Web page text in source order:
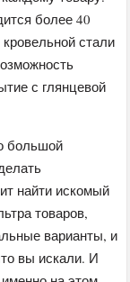
более 40
стали
с глянцевой
большой
найти искомый
товаров,
варианты, и
вы искали. И